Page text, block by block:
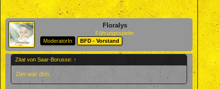
Floralys
Führungsspieler
ModeratorIn
BFD - Vorstand
Zitat von Saar-Borusse: ↑
Der war drin.